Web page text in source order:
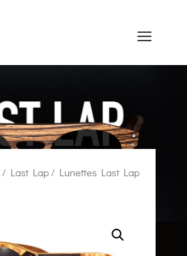
/ Last Lap/ Lunettes Last Lap